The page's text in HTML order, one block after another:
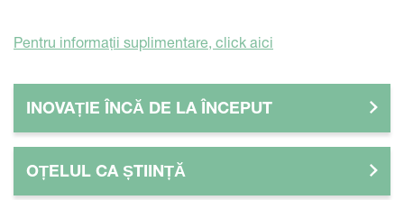
Pentru informații suplimentare, click aici
INOVAȚIE ÎNCĂ DE LA ÎNCEPUT
OȚELUL CA ȘTIINȚĂ